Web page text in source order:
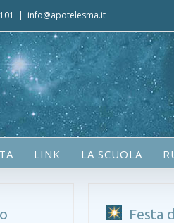
| info@apotelesma.it
LINK LA SCUOLA
Festa